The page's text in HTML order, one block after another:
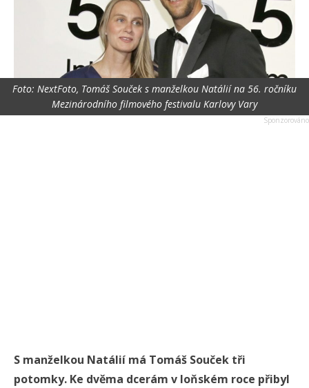
Foto: NextFoto, Tomáš Souček s manželkou Natálií na 56. ročníku
Mezinárodního filmového festivalu Karlovy Vary
S manželkou Natálií má Tomáš Souček tři
potomky. Ke dvěma dcerám v loňském roce přibyl